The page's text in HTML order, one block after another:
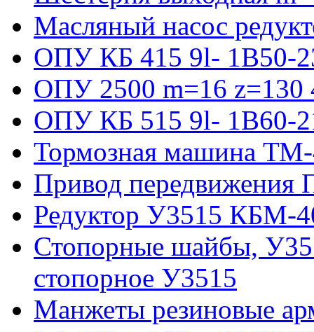
Масляный насос
ОПУ КБ 415 9l- 1B50-
ОПУ 2500 m=16 z=130
ОПУ КБ 515 9l- 1B60-
Тормозная машина
Привод передвижения
Редуктор У3515 КБМ-
Стопорные шайбы,
стопорное У3515
Манжеты резиновые